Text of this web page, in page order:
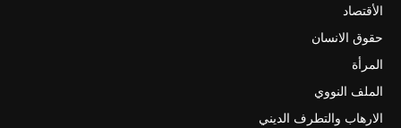
الأقتصاد
حقوق الانسان
المرأة
الملف النووي
الارهاب والتطرف الديني